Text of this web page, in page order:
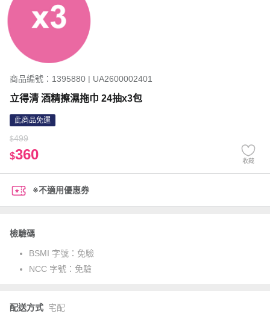
商品編號：1395880 | UA2600002401
立得清 酒精擦濕拖巾 24抽x3包
此商品免運
$499
$360 收藏
※不適用優惠券
檢驗碼
BSMI 字號： 免驗
NCC 字號： 免驗
配送方式 宅配